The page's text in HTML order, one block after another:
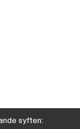
syften: